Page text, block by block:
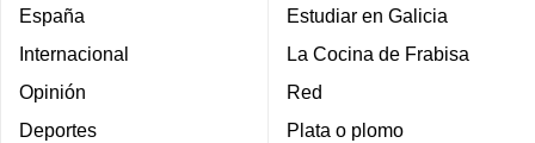
España
Internacional
Opinión
Deportes
Estudiar en Galicia
La Cocina de Frabisa
Red
Plata o plomo